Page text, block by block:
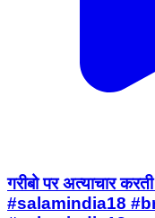
गरीबो पर अत्याचार
#salamindia18